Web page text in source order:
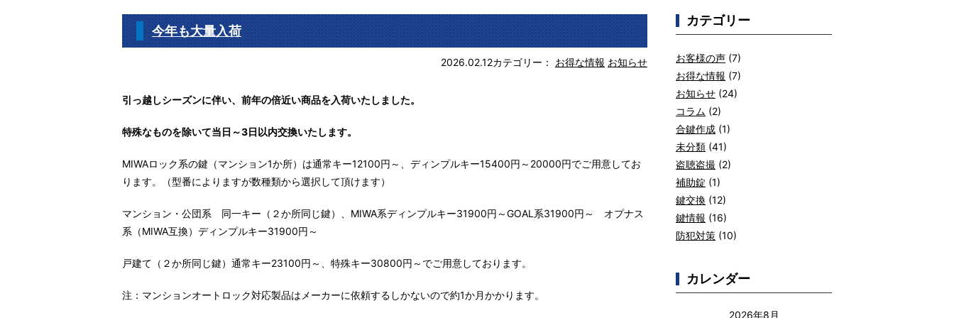
今年も大量入荷
2026.02.12カテゴリー： お得な情報 お知らせ
引っ越しシーズンに伴い、前年の倍近い商品を入荷いたしました。
特殊なものを除いて当日～3日以内交換いたします。
MIWAロック系の鍵（マンション1か所）は通常キー12100円～、ディンプルキー15400円～20000円でご用意してお
ります。（型番によりますが数種類から選択して頂けます）
マンション・公団系 同一キー（２か所同じ鍵）、MIWA系ディンプルキー31900円～GOAL系31900円～ オプナス
系（MIWA互換）ディンプルキー31900円～
戸建て（２か所同じ鍵）通常キー23100円～、特殊キー30800円～でご用意しております。
注：マンションオートロック対応製品はメーカーに依頼するしかないので約1か月かかります。
カテゴリー
お客様の声 (7)
お得な情報 (7)
お知らせ (24)
コラム (2)
合鍵作成 (1)
未分類 (41)
盗聴盗撮 (2)
補助錠 (1)
鍵交換 (12)
鍵情報 (16)
防犯対策 (10)
カレンダー
2026年8月